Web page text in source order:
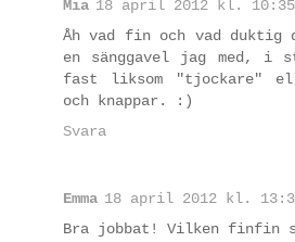
Mia 18 april 2012 kl. 10:35
Åh vad fin och vad
en sänggavel jag med, i
fast liksom "tjockare"
och knappar. :)
Svara
Emma 18 april 2012 kl.
Bra jobbat! Vilken finfin